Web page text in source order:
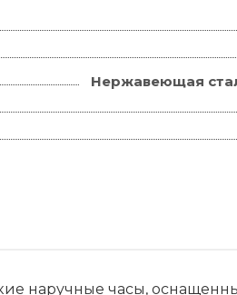
Нержавеющая
наручные часы,